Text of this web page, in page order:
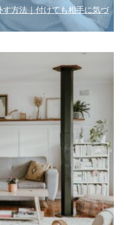
す方法｜付けても相手に気づ